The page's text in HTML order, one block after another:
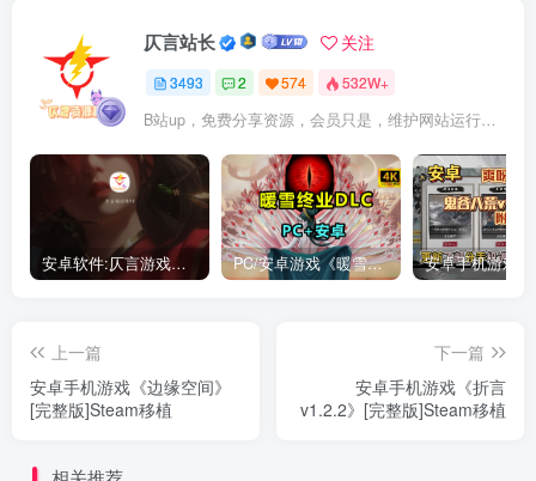
仄言站长 关注
3493 2 574 532W+
B站up，免费分享资源，会员只是，维护网站运行，会员权利为可以支持本地下载，更多内容，敬请期待！
安卓软件:仄言游戏库4.0APP全新上架了！没有下的赶紧下载呀！ PC/安卓游戏《暖雪最新v3.1.0.1》终业DLC整合版！
上一篇
安卓手机游戏《边缘空间》
[完整版]Steam移植
下一篇
安卓手机游戏《折言
v1.2.2》[完整版]Steam移植